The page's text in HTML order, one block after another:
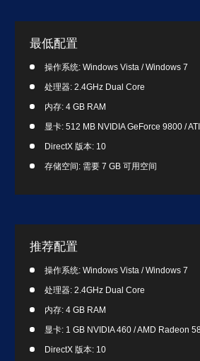
最低配置
操作系统: Windows Vista / Windows 7
处理器: 2.4GHz Dual Core
内存: 4 GB RAM
显卡: 512 MB NVIDIA GeForce 9800 /
DirectX 版本: 10
存储空间: 需要 7 GB 可用空间
推荐配置
操作系统: Windows Vista / Windows 7
处理器: 2.4GHz Dual Core
内存: 4 GB RAM
显卡: 1 GB NVIDIA 460 / AMD Radeon
DirectX 版本: 10